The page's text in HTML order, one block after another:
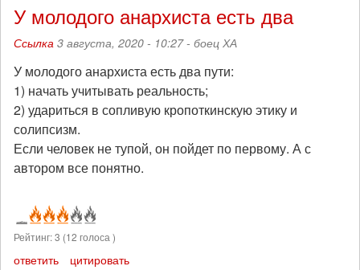
У молодого анархиста есть два
Ссылка 3 августа, 2020 - 10:27 - боец ХА
У молодого анархиста есть два пути:
1) начать учитывать реальность;
2) удариться в сопливую кропоткинскую этику и
солипсизм.
Если человек не тупой, он пойдет по первому. А с
автором все понятно.
Рейтинг:3 (12 голоса )
ответить цитировать